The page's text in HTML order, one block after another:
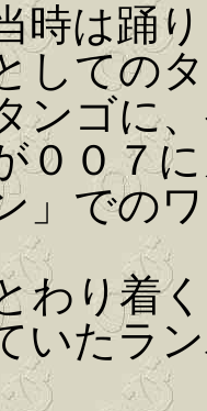
時は踊
しての
ンゴに
００７
」での
わり着
いたラ